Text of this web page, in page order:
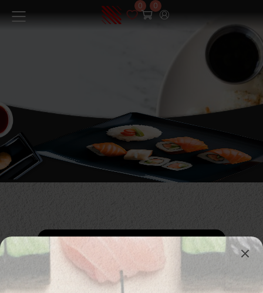
0 0
Menüü